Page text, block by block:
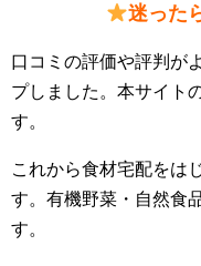
迷った
口コミの評価や評判が
プしました。本サイト
す。
これから食材宅配をは
す。有機野菜・自然食
す。